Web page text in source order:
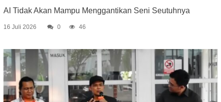
AI Tidak Akan Mampu Menggantikan Seni Seutuhnya
16 Juli 2026 0 46